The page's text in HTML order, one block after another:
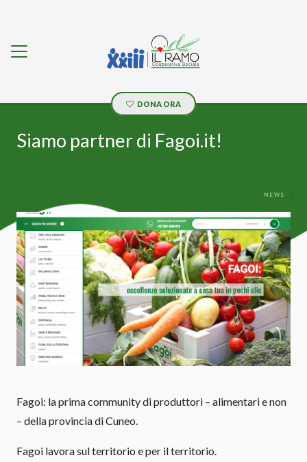
DONA ORA
Siamo partner di Fagoi.it!
NEWS
Fagoi: la prima community di produttori – alimentari e non
– della provincia di Cuneo.
Fagoi lavora sul territorio e per il territorio.